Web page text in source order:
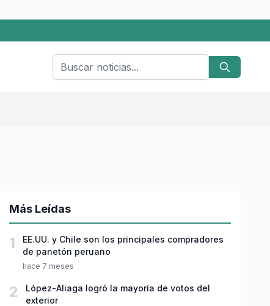
Más Leídas
1
EE.UU. y Chile son los principales compradores
de panetón peruano
hace 7 meses
2
López-Aliaga logró la mayoría de votos del
exterior